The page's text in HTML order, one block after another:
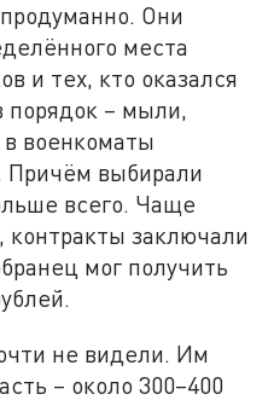
Они
места
и тех, кто оказался
порядок – мыли,
военкоматы
Причём выбирали
всего. Чаще
контракты заключали
мог получить
не видели. Им
– около 300–400